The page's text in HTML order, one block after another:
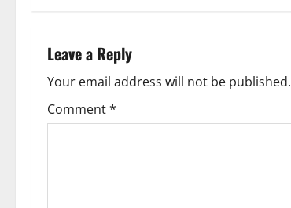
n
a
v
Leave a Reply
Your email address will not be published.
Comment*